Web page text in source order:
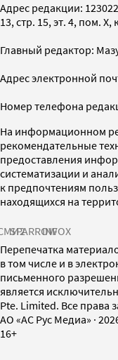
Адрес редакции:
13, стр. 15, эт. 4, пом. X,
Главный редактор:
Адрес электронной
Номер телефона
На информационном
рекомендательные
предоставления
систематизации и
к предпочтениям
находящихся на
SPARROWINFOX
Перепечатка
в том числе и в
письменного
является
Pte. Limited. Все права
AO «АС Рус Медиа» ·
16+